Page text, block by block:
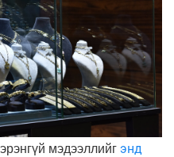
мэдээллийг энд